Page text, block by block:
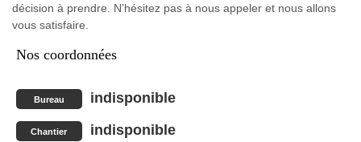
décision à prendre. N’hésitez pas à nous appeler et nous allons
vous satisfaire.
Nos coordonnées
Bureau indisponible
Chantier indisponible